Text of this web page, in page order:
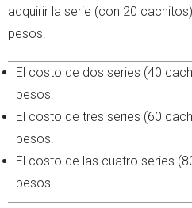
adquirir la serie (con 20
pesos.
El costo de dos series (40
pesos.
El costo de tres series (60
pesos.
El costo de las cuatro series
pesos.